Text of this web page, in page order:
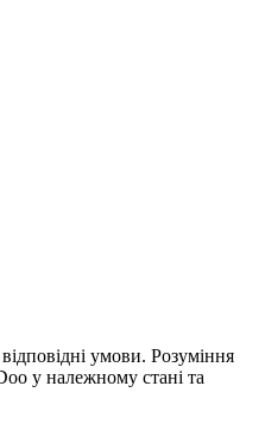
умови. Розуміння
у належному стані та